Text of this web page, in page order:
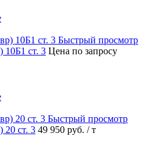
Быстрый просмотр
10Б1 ст. 3 Цена по запросу
Быстрый просмотр
20 ст. 3 49 950 руб. / т